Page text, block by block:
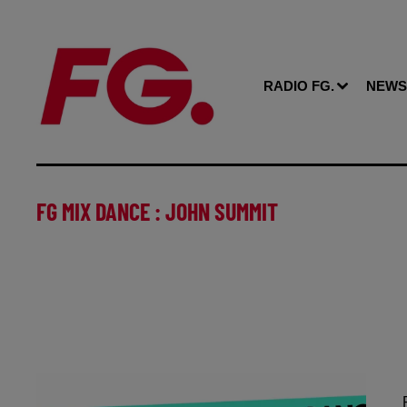
RADIO FG. NEWS
FG MIX DANCE : JOHN SUMMIT